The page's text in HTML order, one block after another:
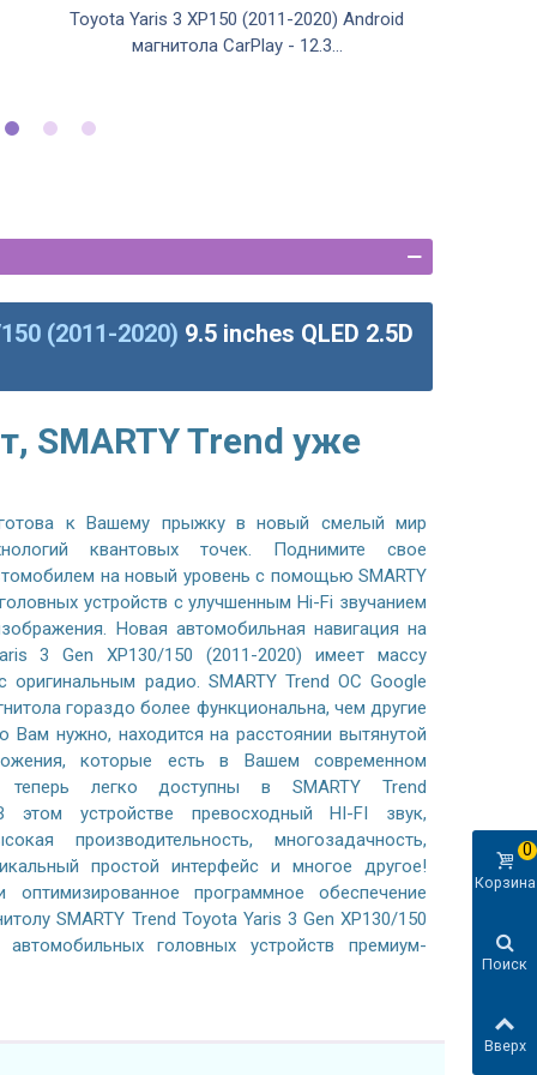
Toyota Yaris 3 XP150 (2011-2020) Android
магнитола CarPlay - 12.3...
(2011-2020) 9.5 inches QLED 2.5D
SMARTY Trend уже
к Вашему прыжку в новый смелый мир
квантовых точек. Поднимите свое
на новый уровень с помощью SMARTY
устройств с улучшенным Hi-Fi звучанием
Новая автомобильная навигация на
3 Gen XP130/150 (2011-2020) имеет массу
радио. SMARTY Trend ОС Google
гораздо более функциональна, чем другие
Вам нужно, находится на расстоянии вытянутой
которые есть в Вашем современном
теперь легко доступны в SMARTY Trend
этом устройстве превосходный HI-FI звук,
производительность, многозадачность,
простой интерфейс и многое другое!
программное обеспечение
SMARTY Trend Toyota Yaris 3 Gen XP130/150
головных устройств премиум-
Корзина
0
Поиск
Вверх